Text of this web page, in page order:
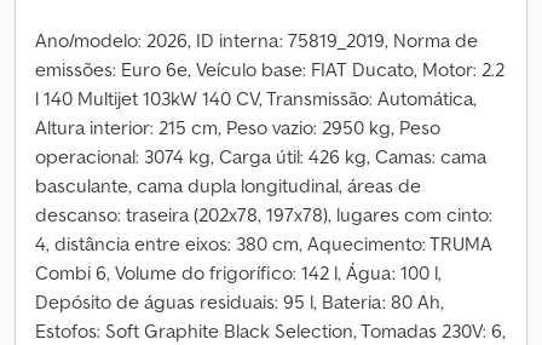
Ano/modelo: 2026, ID interna: 75819_2019, Norma de
emissões: Euro 6e, Veículo base: FIAT Ducato, Motor: 2.2
l 140 Multijet 103kW 140 CV, Transmissão: Automática,
Altura interior: 215 cm, Peso vazio: 2950 kg, Peso
operacional: 3074 kg, Carga útil: 426 kg, Camas: cama
basculante, cama dupla longitudinal, áreas de
descanso: traseira (202x78, 197x78), lugares com cinto:
4, distância entre eixos: 380 cm, Aquecimento: TRUMA
Combi 6, Volume do frigorífico: 142 l, Água: 100 l,
Depósito de águas residuais: 95 l, Bateria: 80 Ah,
Estofos: Soft Graphite Black Selection, Tomadas 230V: 6,